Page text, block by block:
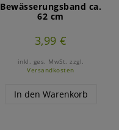
Bewässerungsband ca.
62 cm
3,99 €
inkl. ges. MwSt. zzgl.
Versandkosten
In den Warenkorb